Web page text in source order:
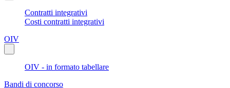
Contratti integrativi
Costi contratti integrativi
OIV
OIV - in formato tabellare
Bandi di concorso